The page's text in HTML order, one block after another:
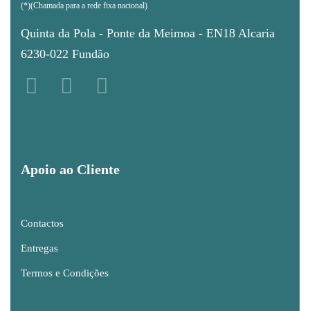
(*)(Chamada para a rede fixa nacional)
Quinta da Pola - Ponte da Meimoa - EN18 Alcaria
6230-022 Fundão
Apoio ao Cliente
Contactos
Entregas
Termos e Condições